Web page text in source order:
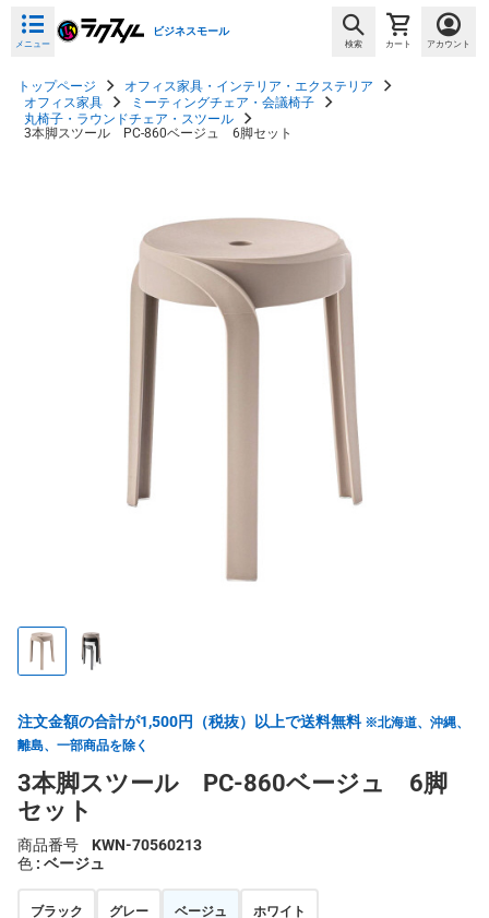
メニュー
ビジネスモール
検索 カート アカウント
トップページ
オフィス家具・インテリア・エクステリア
オフィス家具
ミーティングチェア・会議椅子
丸椅子・ラウンドチェア・スツール
3本脚スツール PC-860ベージュ 6脚セット
注文金額の合計が1,500円（税抜）以上で送料無料 ※北海道、沖縄、
離島、一部商品を除く
3本脚スツール PC-860ベージュ 6脚
セット
商品番号
KWN-70560213
色 : ベージュ
ブラック グレー ベージュ ホワイト